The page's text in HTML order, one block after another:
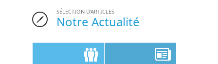
SÉLECTION D'ARTICLES
Notre Actualité